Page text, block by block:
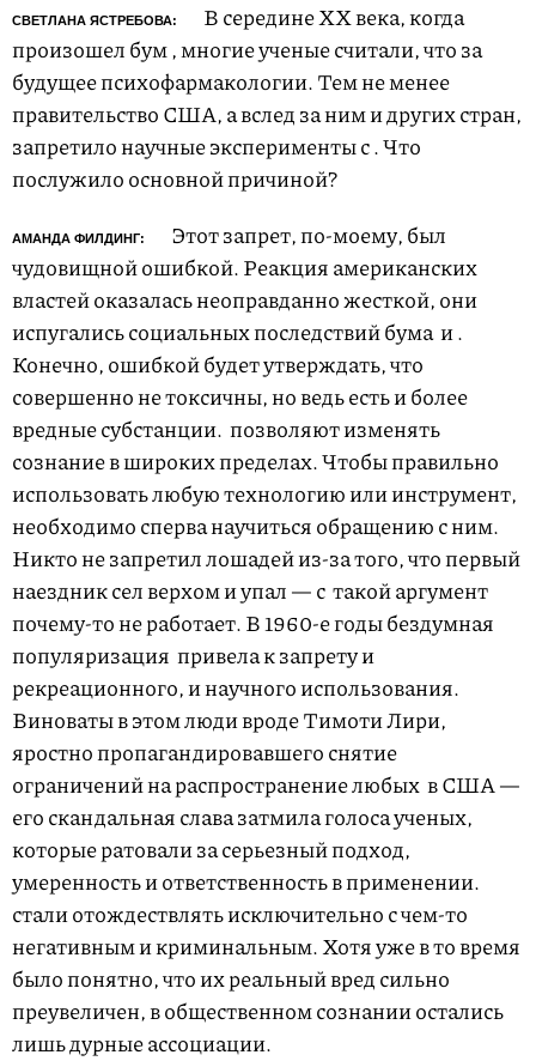
СВЕТЛАНА ЯСТРЕБОВА:
В середине XX века, когда
произошел бум, многие ученые считали, что за
будущее психофармакологии. Тем не менее
правительство США, а вслед за ним и других стран,
запретило научные эксперименты с. Что
послужило основной причиной?
АМАНДА ФИЛДИНГ:
Этот запрет, по-моему, был
чудовищной ошибкой. Реакция американских
властей оказалась неоправданно жесткой, они
испугались социальных последствий бумаи.
Конечно, ошибкой будет утверждать, что
совершенно не токсичны, но ведь есть и более
вредные субстанции. позволяют изменять
сознание в широких пределах. Чтобы правильно
использовать любую технологию или инструмент,
необходимо сперва научиться обращению с ним.
Никто не запретил лошадей из-за того, что первый
наездник сел верхом и упал — с такой аргумент
почему-то не работает. В 1960-е годы бездумная
популяризация привела к запрету и
рекреационного, и научного использования.
Виноваты в этом люди вроде Тимоти Лири,
яростно пропагандировавшего снятие
ограничений на распространение любых в США —
его скандальная слава затмила голоса ученых,
которые ратовали за серьезный подход,
умеренность и ответственность в применении.
стали отождествлять исключительно с чем-то
негативным и криминальным. Хотя уже в то время
было понятно, что их реальный вред сильно
преувеличен, в общественном сознании остались
лишь дурные ассоциации.